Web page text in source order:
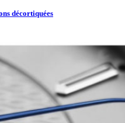
décortiquées